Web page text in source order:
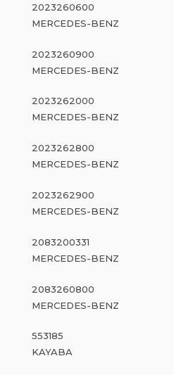
2023260600
MERCEDES-BENZ
2023260900
MERCEDES-BENZ
2023262000
MERCEDES-BENZ
2023262800
MERCEDES-BENZ
2023262900
MERCEDES-BENZ
2083200331
MERCEDES-BENZ
2083260800
MERCEDES-BENZ
553185
KAYABA